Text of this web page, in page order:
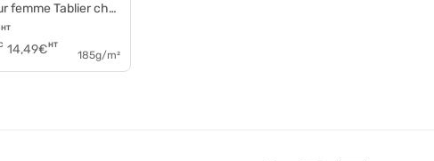
chasuble polyester pr177
HT
14,49€HT
185g/m²